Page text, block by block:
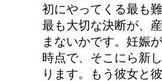
初にやってくる最も
最も大切な決断が、
まないかです。妊娠
時点で、そこにら新
ります。もう彼女と